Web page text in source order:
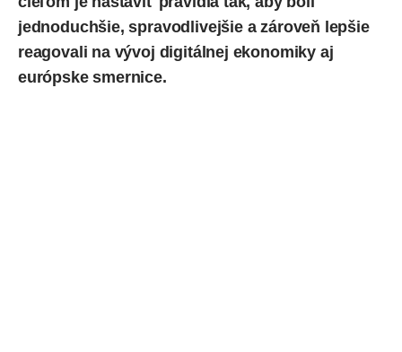
jednoduchšie, spravodlivejšie a zároveň lepšie
reagovali na vývoj digitálnej ekonomiky aj
európske smernice.